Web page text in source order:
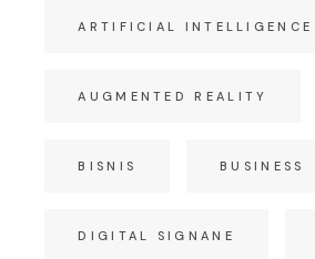
ARTIFICIAL INTELLIGENCE
AUGMENTED REALITY
BISNIS BUSINESS
DIGITAL SIGNANE